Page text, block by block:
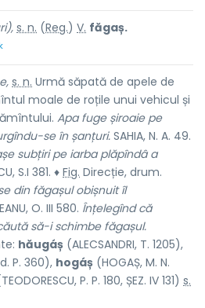
s. n. (Reg.) V. făgaș.
s. n. Urmă săpată de apele de
moale de roțile unui vehicul și
Apa fuge șiroaie pe
se în șanțuri. SAHIA, N. A. 49.
subțiri pe iarba plăpîndâ a
S.I 381. ♦Fig. Direcție, drum.
din făgașul obișnuit îl
O. III 580. Înțelegînd că
să-i schimbe făgașul.
hăugáș (ALECSANDRI, T. 1205),
P. 360), hogáș (HOGAȘ, M. N.
P. P. 180, ȘEZ. IV 131) s.